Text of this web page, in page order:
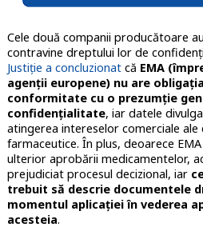
Cele două companii producătoare
contravine dreptului lor de
Justiție a concluzionatcă EMA
agenții europene) nu are
conformitate cu o prezumție
confidențialitate, iar datele
atingerea intereselor comerciale ale
farmaceutice. În plus, deoarece
ulterior aprobării medicamentelor,
prejudiciat procesul decizional, iar
trebuit să descrie documentele
momentul aplicației în vederea
acesteia.